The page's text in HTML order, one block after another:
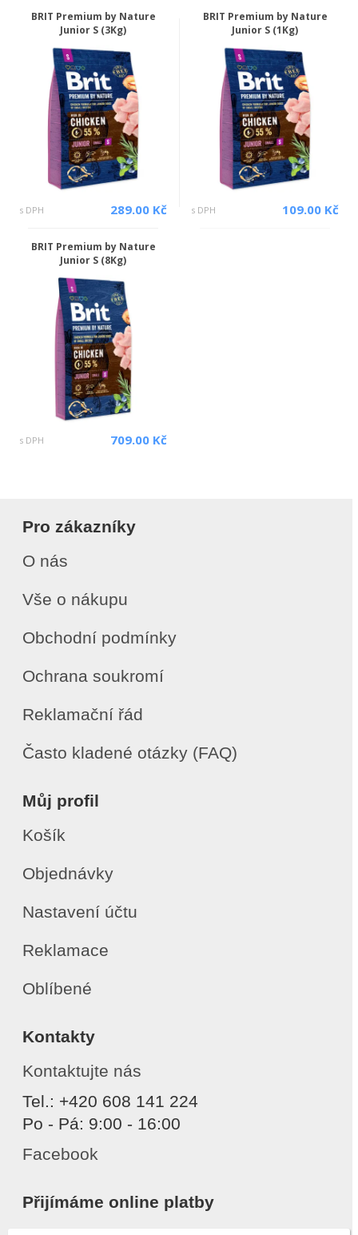
BRIT Premium by Nature
Junior S (3Kg)
s DPH 289.00 Kč
BRIT Premium by Nature
Junior S (1Kg)
s DPH 109.00 Kč
BRIT Premium by Nature
Junior S (8Kg)
s DPH 709.00 Kč
Pro zákazníky
O nás
Vše o nákupu
Obchodní podmínky
Ochrana soukromí
Reklamační řád
Často kladené otázky (FAQ)
Můj profil
Košík
Objednávky
Nastavení účtu
Reklamace
Oblíbené
Kontakty
Kontaktujte nás
Tel.: +420 608 141 224
Po - Pá: 9:00 - 16:00
Facebook
Přijímáme online platby